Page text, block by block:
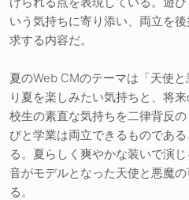
いう気持ちに寄り添い、両立を
求する内容だ。
夏のWeb CMのテーマは「天使
り夏を楽しみたい気持ちと、将
校生の素直な気持ちを二律背反
びと学業は両立できるものであ
る。夏らしく爽やかな装いで演
音がモデルとなった天使と悪魔
る。